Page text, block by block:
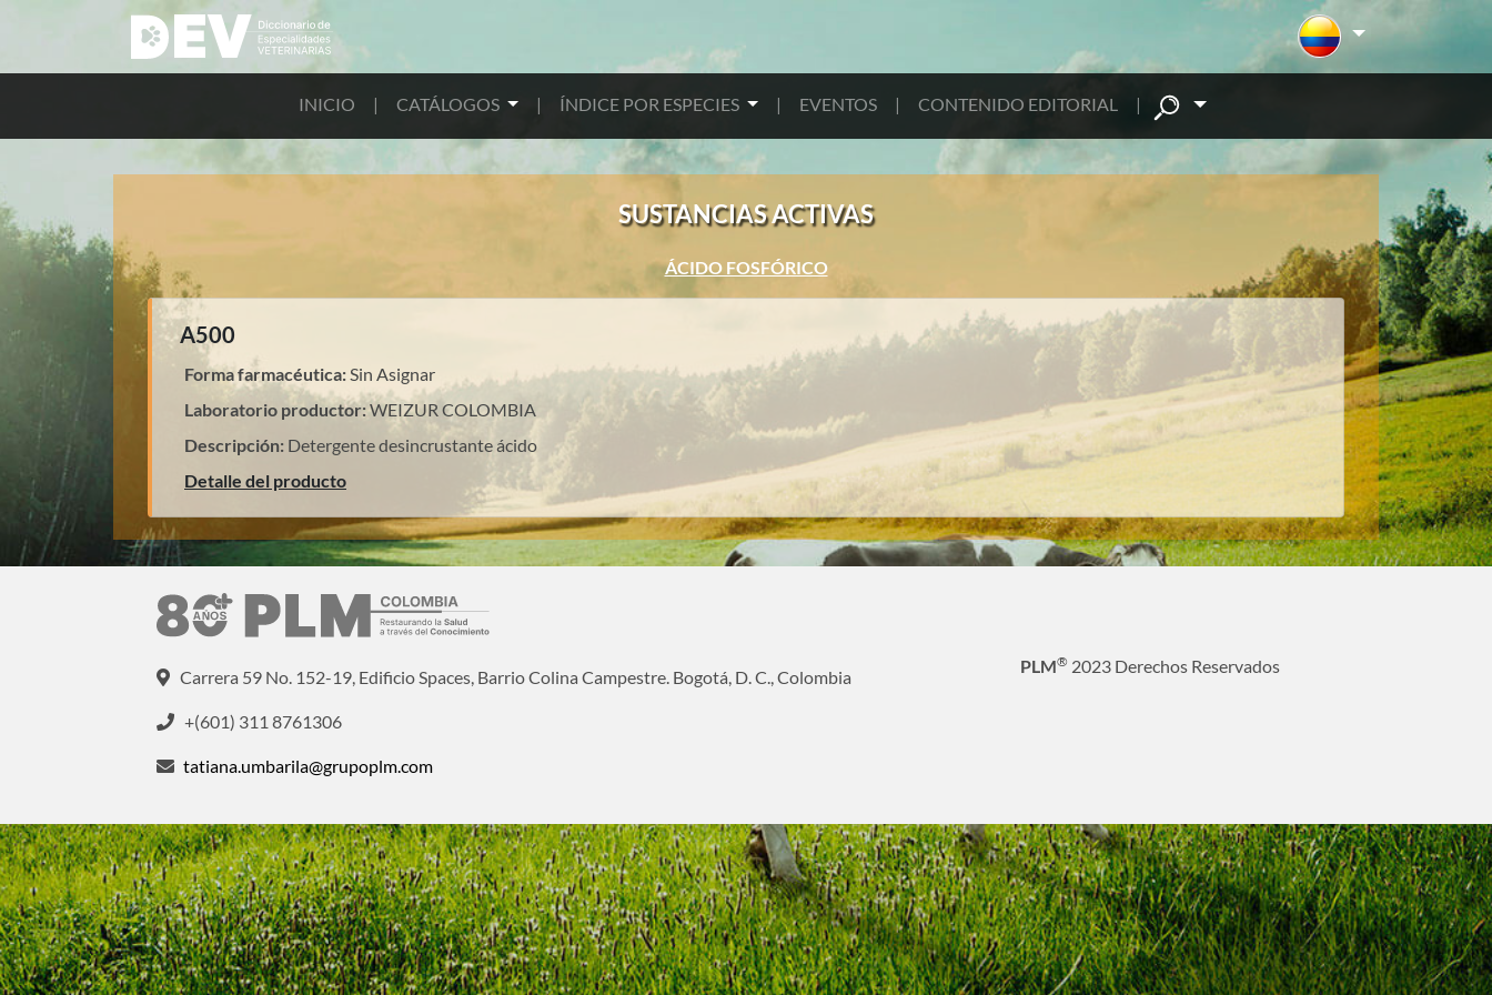
INICIO | CATÁLOGOS | ÍNDICE POR ESPECIES | EVENTOS | CONTENIDO EDITORIAL |
SUSTANCIAS ACTIVAS
ÁCIDO FOSFÓRICO
A500
Forma farmacéutica:Sin Asignar
Laboratorio productor:WEIZUR COLOMBIA
Descripción: Detergente desincrustante ácido
Detalle del producto
Carrera 59 No. 152-19, Edificio Spaces, Barrio Colina Campestre. Bogotá, D. C., Colombia
+(601) 311 8761306
tatiana.umbarila@grupoplm.com
PLM® 2023 Derechos Reservados